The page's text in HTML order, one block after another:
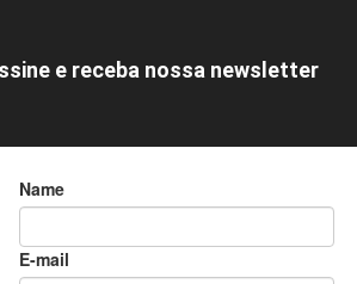
e receba nossa newsletter